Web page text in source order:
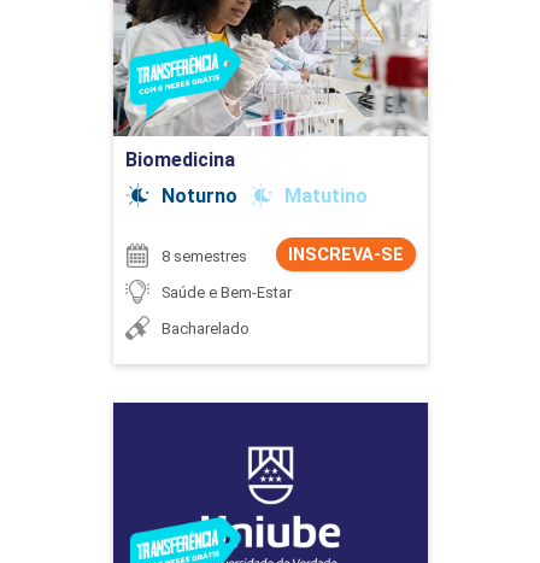
Biomedicina
Noturno
Matutino
INSCREVA-SE
8 semestres
Saúde e Bem-Estar
Bacharelado
Detalhes do curso
Ir para Inscrição
Detalhes do curso